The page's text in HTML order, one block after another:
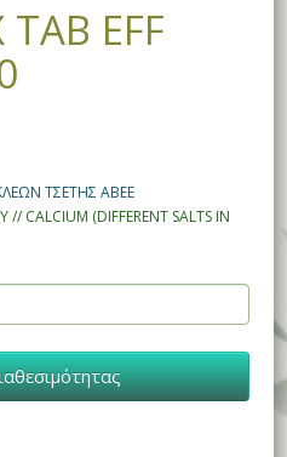
EFF
ΤΣΕΤΗΣ ΑΒΕΕ
CALCIUM (DIFFERENT SALTS IN